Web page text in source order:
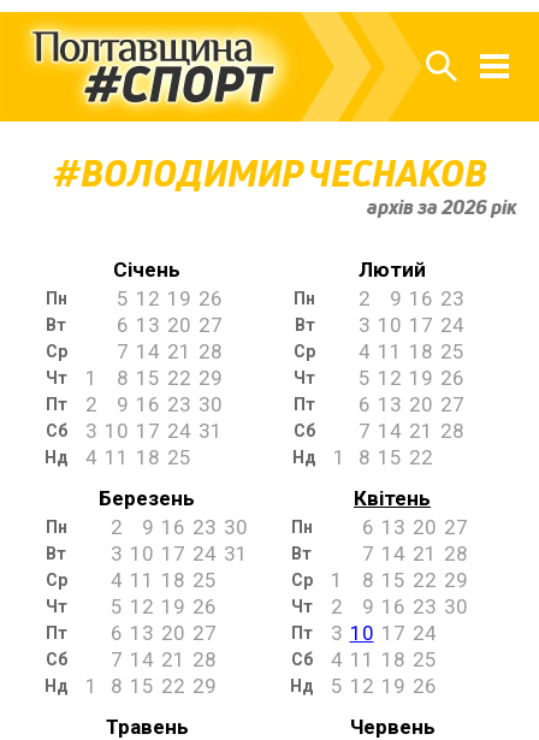
ВОЛОДИМИР ЧЕСНАКОВ
архів за 2026 рік
Січень
Пн 5 12 19 26
Вт 6 13 20 27
Ср 7 14 21 28
Чт 1 8 15 22 29
Пт 2 9 16 23 30
Сб 3 10 17 24 31
Нд 4 11 18 25
Лютий
Пн 2 9 16 23
Вт 3 10 17 24
Ср 4 11 18 25
Чт 5 12 19 26
Пт 6 13 20 27
Сб 7 14 21 28
Нд 1 8 15 22
Березень
Пн 2 9 16 23 30
Вт 3 10 17 24 31
Ср 4 11 18 25
Чт 5 12 19 26
Пт 6 13 20 27
Сб 7 14 21 28
Нд 1 8 15 22 29
Квітень
Пн 6 13 20 27
Вт 7 14 21 28
Ср 1 8 15 22 29
Чт 2 9 16 23 30
Пт 3 10 17 24
Сб 4 11 18 25
Нд 5 12 19 26
Травень
Червень